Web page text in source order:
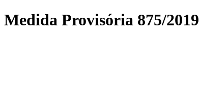
Medida Provisória 875/2019